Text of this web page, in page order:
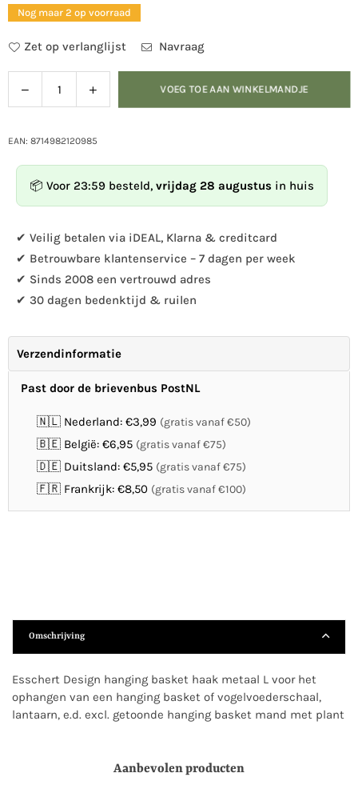
Nog maar 2 op voorraad
Zet op verlanglijst Navraag
Hoeveelheid
Verlaag
de
voor
Design
-
basket
haak
metaal
L
Verhoog
de
voor
-
basket
haak
metaal
L
VOEG TOE AAN WINKELMANDJE
EAN: 8714982120985
📦 Voor 23:59 besteld, vrijdag 28 augustus in huis
✔ Veilig betalen via iDEAL, Klarna & creditcard
✔ Betrouwbare klantenservice – 7 dagen per week
✔ Sinds 2008 een vertrouwd adres
✔ 30 dagen bedenktijd & ruilen
Verzendinformatie
Past door de brievenbus PostNL
🇳🇱 Nederland: €3,99 (gratis vanaf €50)
🇧🇪 België: €6,95 (gratis vanaf €75)
🇩🇪 Duitsland: €5,95 (gratis vanaf €75)
🇫🇷 Frankrijk: €8,50 (gratis vanaf €100)
Omschrijving
Esschert Design hanging basket haak metaal L voor het
ophangen van een hanging basket of vogelvoederschaal,
lantaarn, e.d. excl. getoonde hanging basket mand met plant
Aanbevolen producten